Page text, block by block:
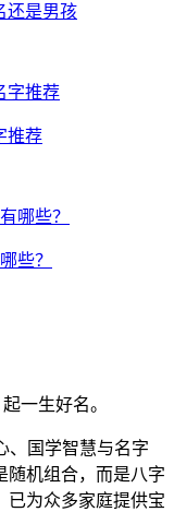
还是男孩
推荐
些？
一生好名。
、国学智慧与名字
随机组合，而是八字
已为众多家庭提供宝